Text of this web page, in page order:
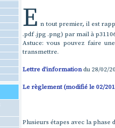
E n tout premier, il est
.pdf .jpg .png) par mail à
Astuce: vous pouvez faire
transmettre.
Lettre d'informationdu 28/02/
Le règlement (modifié le 02/
Plusieurs étapes avec la phase